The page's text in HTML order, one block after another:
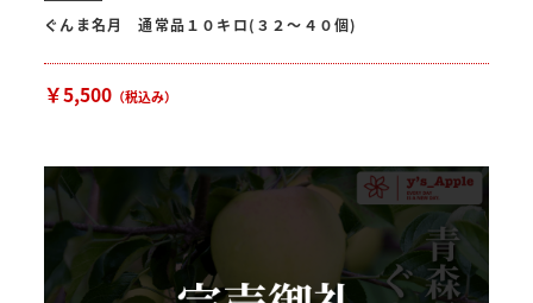
ぐんま名月 通常品１０キロ(３２〜４０個)
￥5,500 （税込み）